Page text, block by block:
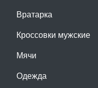
Вратарка
Кроссовки мужские
Мячи
Одежда